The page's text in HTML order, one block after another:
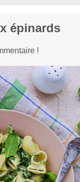
épinards
!